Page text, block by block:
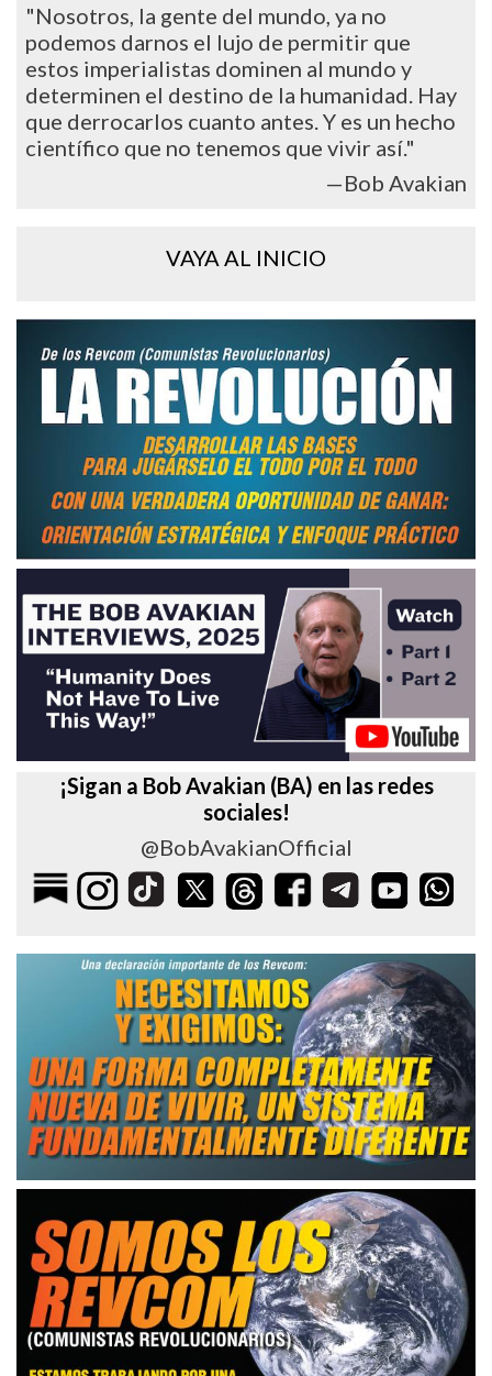
"Nosotros, la gente del mundo, ya no
podemos darnos el lujo de permitir que
estos imperialistas dominen al mundo y
determinen el destino de la humanidad. Hay
que derrocarlos cuanto antes. Y es un hecho
científico que no tenemos que vivir así."
—Bob Avakian
VAYA AL INICIO
¡Sigan a Bob Avakian (BA) en las redes
sociales!
@BobAvakianOfficial